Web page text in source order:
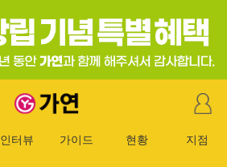
가연 결혼정보회사
마
이
이
인터뷰 가이드 현황 지점